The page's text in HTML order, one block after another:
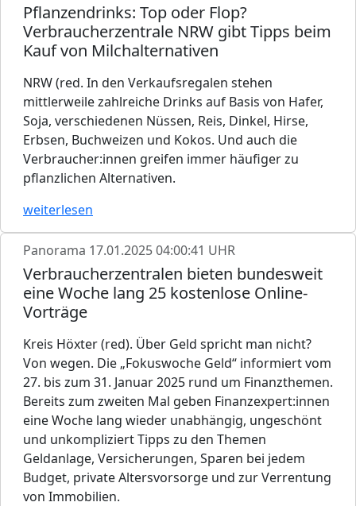
Pflanzendrinks: Top oder Flop?
Verbraucherzentrale NRW gibt Tipps beim
Kauf von Milchalternativen
NRW (red. In den Verkaufsregalen stehen
mittlerweile zahlreiche Drinks auf Basis von Hafer,
Soja, verschiedenen Nüssen, Reis, Dinkel, Hirse,
Erbsen, Buchweizen und Kokos. Und auch die
Verbraucher:innen greifen immer häufiger zu
pflanzlichen Alternativen.
weiterlesen
Panorama 17.01.2025 04:00:41 UHR
Verbraucherzentralen bieten bundesweit
eine Woche lang 25 kostenlose Online-
Vorträge
Kreis Höxter (red). Über Geld spricht man nicht?
Von wegen. Die „Fokuswoche Geld“ informiert vom
27. bis zum 31. Januar 2025 rund um Finanzthemen.
Bereits zum zweiten Mal geben Finanzexpert:innen
eine Woche lang wieder unabhängig, ungeschönt
und unkompliziert Tipps zu den Themen
Geldanlage, Versicherungen, Sparen bei jedem
Budget, private Altersvorsorge und zur Verrentung
von Immobilien.